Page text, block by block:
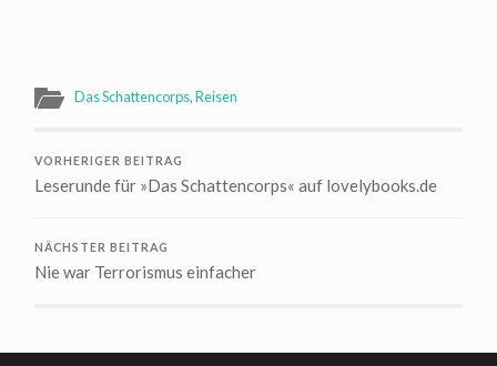
Das Schattencorps,Reisen
VORHERIGER BEITRAG
Leserunde für »Das Schattencorps« auf lovelybooks.de
NÄCHSTER BEITRAG
Nie war Terrorismus einfacher